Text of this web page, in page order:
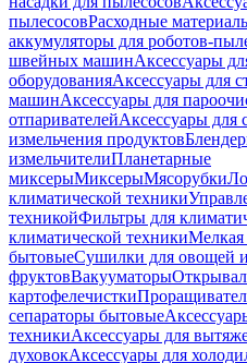
пылесосовРасходные
аккумуляторы для роботов-
швейных машинАксессуары
оборудованияАксессуары для
машинАксессуары для
отпаривателейАксессуары для
измельчения продуктов
измельчителиПланетарные
миксерыМиксерыМясорубки
климатической техники
техникойФильтры для
климатической техникиМелкая
бытовыеСушилки для овощей и
фруктовВакууматоры
картофелечистки
сепараторы бытовые
техникиАксессуары для
духовокАксессуары для